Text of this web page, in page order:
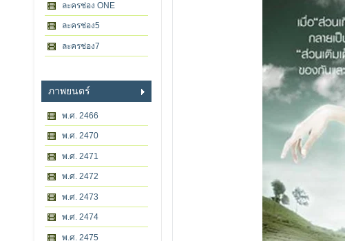
ละครช่อง ONE
ละครช่อง5
ละครช่อง7
ภาพยนตร์
พ.ศ. 2466
พ.ศ. 2470
พ.ศ. 2471
พ.ศ. 2472
พ.ศ. 2473
พ.ศ. 2474
พ.ศ. 2475